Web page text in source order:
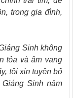
trong gia đình,
Sinh không
tỏa và âm vang
tôi xin tuyên bố
Sinh năm